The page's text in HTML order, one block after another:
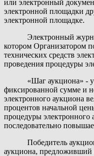
или электронный
электронной площадки
электронной площадке.
Электронный
котором Организатором
технических средств
проведения процедуры
«Шаг аукциона» -
фиксированной сумме и
электронного аукциона
процентов начальной
процедуры электронного
последовательно
Победитель
аукциона,